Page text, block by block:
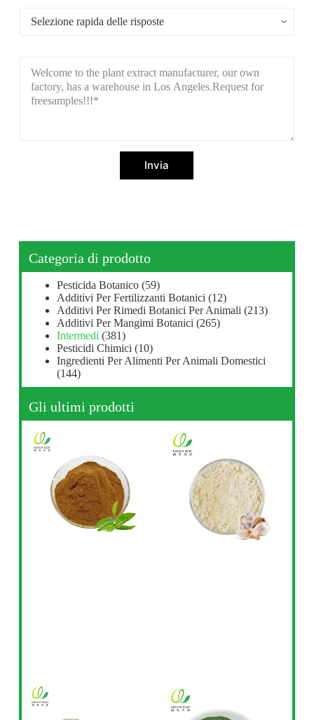
Invia
Categoria di prodotto
Pesticida Botanico (59)
Additivi Per Fertilizzanti Botanici (12)
Additivi Per Rimedi Botanici Per Animali (213)
Additivi Per Mangimi Botanici (265)
Intermedi (381)
Pesticidi Chimici (10)
Ingredienti Per Alimenti Per Animali Domestici
(144)
Gli ultimi prodotti